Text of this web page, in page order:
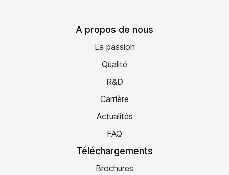
A propos de nous
La passion
Qualité
R&D
Carrière
Actualités
FAQ
Téléchargements
Brochures